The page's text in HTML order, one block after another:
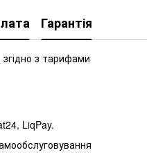
Гарантія
з тарифами
LiqPay.